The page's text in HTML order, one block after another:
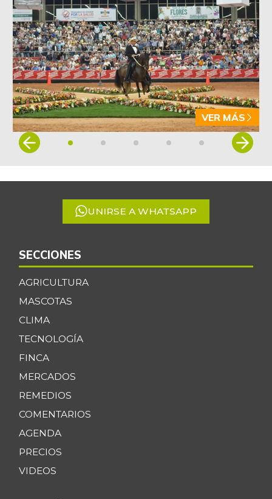
VER MÁS
Item
5
UNIRSE A WHATSAPP
SECCIONES
AGRICULTURA
MASCOTAS
CLIMA
TECNOLOGÍA
FINCA
MERCADOS
REMEDIOS
COMENTARIOS
AGENDA
PRECIOS
VIDEOS